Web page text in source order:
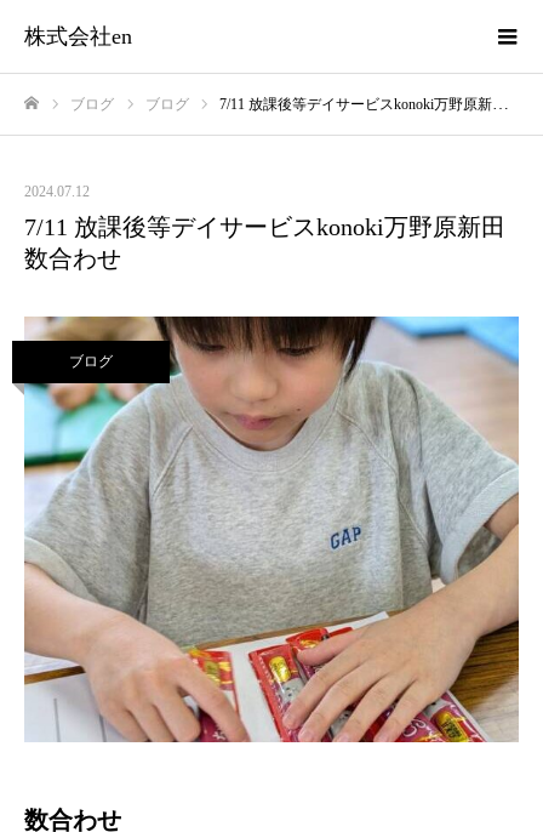
株式会社en
ブログ ブログ 7/11 放課後等デイサービスkonoki万野原新田 数合わせ
2024.07.12
7/11 放課後等デイサービスkonoki万野原新田
数合わせ
ブログ
数合わせ